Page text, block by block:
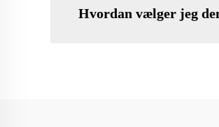
Hvordan vælger jeg